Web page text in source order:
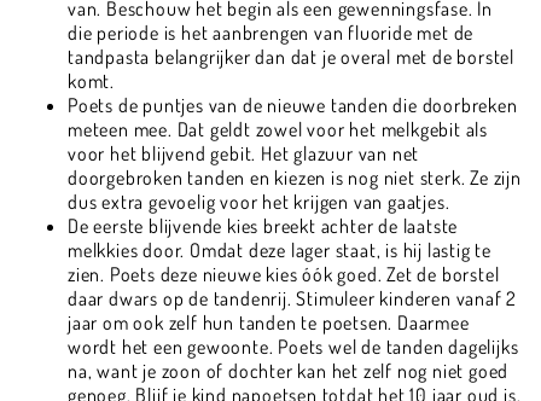
van. Beschouw het begin als een gewenningsfase. In
die periode is het aanbrengen van fluoride met de
tandpasta belangrijker dan dat je overal met de borstel
komt.
Poets de puntjes van de nieuwe tanden die doorbreken
meteen mee. Dat geldt zowel voor het melkgebit als
voor het blijvend gebit. Het glazuur van net
doorgebroken tanden en kiezen is nog niet sterk. Ze zijn
dus extra gevoelig voor het krijgen van gaatjes.
De eerste blijvende kies breekt achter de laatste
melkkies door. Omdat deze lager staat, is hij lastig te
zien. Poets deze nieuwe kies óók goed. Zet de borstel
daar dwars op de tandenrij. Stimuleer kinderen vanaf 2
jaar om ook zelf hun tanden te poetsen. Daarmee
wordt het een gewoonte. Poets wel de tanden dagelijks
na, want je zoon of dochter kan het zelf nog niet goed
genoeg. Blijf je kind napoetsen totdat het 10 jaar oud is.